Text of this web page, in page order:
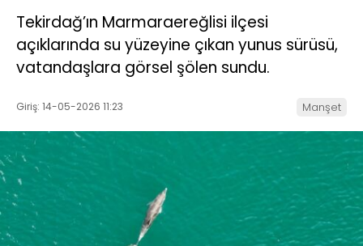
Tekirdağ’ın Marmaraereğlisi ilçesi
açıklarında su yüzeyine çıkan yunus sürüsü,
vatandaşlara görsel şölen sundu.
Giriş: 14-05-2026 11:23 Manşet